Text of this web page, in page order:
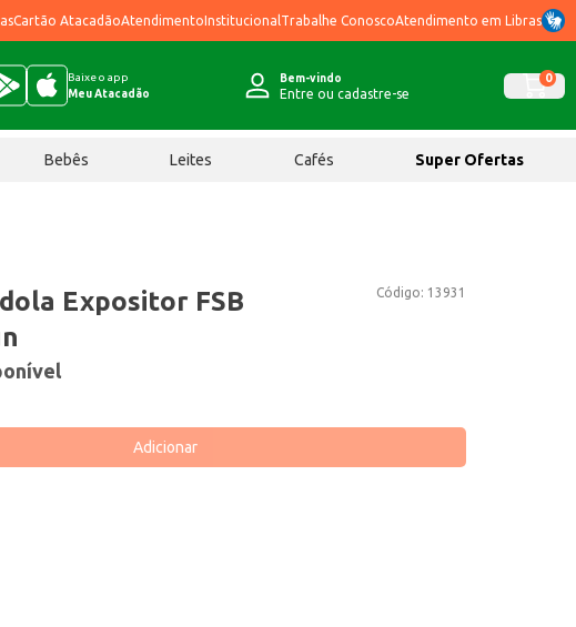
Cartão AtacadãoAtendimentoInstitucional Trabalhe ConoscoAtendimento em Libras
Baixe o app
Meu Atacadão
Bem-vindo
Entre ou cadastre-se
0
Bebês Leites Cafés Super Ofertas
Código: 13931
Expositor FSB
Adicionar